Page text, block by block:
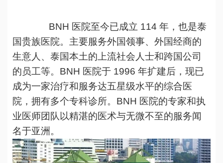
BNH 医院至今已成立 114 年，也是泰
国贵族医院。主要服务外国领事、外国经商的
生意人、泰国本土的上流社会人士和跨国公司
的员工等。BNH 医院于 1996 年扩建后，现已
成为一家治疗和服务达五星级水平的综合医
院，拥有多个专科诊所。BNH 医院的专家和执
业医师团队以精湛的医术与无微不至的服务闻
名于亚洲。